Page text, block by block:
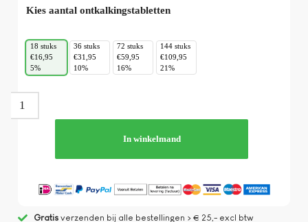
Kies aantal ontkalkingstabletten
18 stuks
€16,95
5%
36 stuks
€31,95
10%
72 stuks
€59,95
16%
144 stuks
€109,95
21%
In winkelmand
Gratisverzenden bij alle bestellingen > € 25,- excl btw